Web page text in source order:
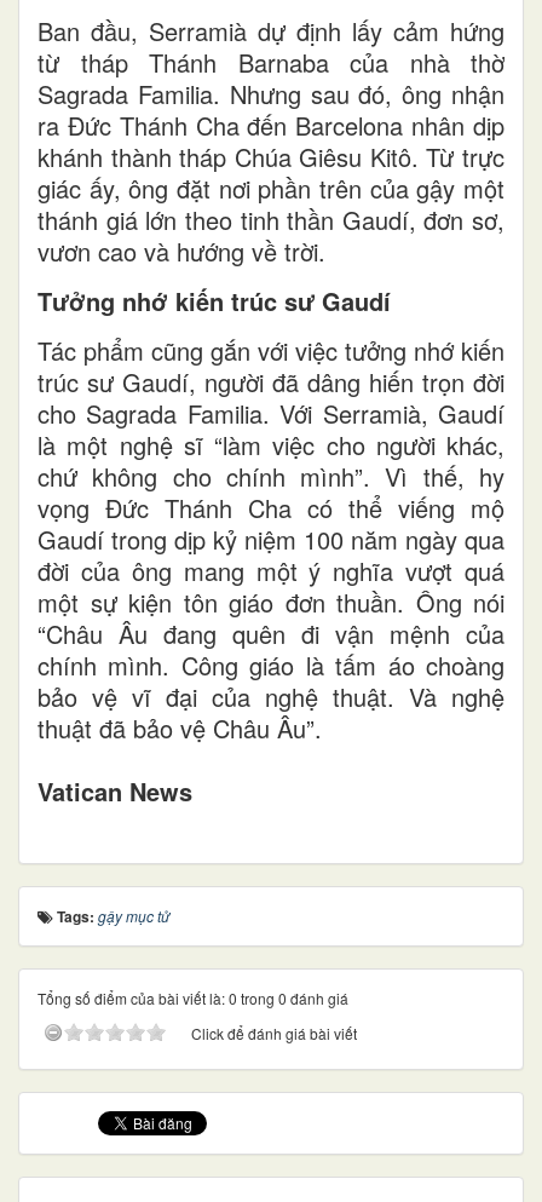
Ban đầu, Serramià dự định lấy cảm hứng
từ tháp Thánh Barnaba của nhà thờ
Sagrada Familia. Nhưng sau đó, ông nhận
ra Đức Thánh Cha đến Barcelona nhân dịp
khánh thành tháp Chúa Giêsu Kitô. Từ trực
giác ấy, ông đặt nơi phần trên của gậy một
thánh giá lớn theo tinh thần Gaudí, đơn sơ,
vươn cao và hướng về trời.
Tưởng nhớ kiến trúc sư Gaudí
Tác phẩm cũng gắn với việc tưởng nhớ kiến
trúc sư Gaudí, người đã dâng hiến trọn đời
cho Sagrada Familia. Với Serramià, Gaudí
là một nghệ sĩ “làm việc cho người khác,
chứ không cho chính mình”. Vì thế, hy
vọng Đức Thánh Cha có thể viếng mộ
Gaudí trong dịp kỷ niệm 100 năm ngày qua
đời của ông mang một ý nghĩa vượt quá
một sự kiện tôn giáo đơn thuần. Ông nói
“Châu Âu đang quên đi vận mệnh của
chính mình. Công giáo là tấm áo choàng
bảo vệ vĩ đại của nghệ thuật. Và nghệ
thuật đã bảo vệ Châu Âu”.
Vatican News
Tags: gậy mục tử
Tổng số điểm của bài viết là: 0 trong 0 đánh giá
Click để đánh giá bài viết